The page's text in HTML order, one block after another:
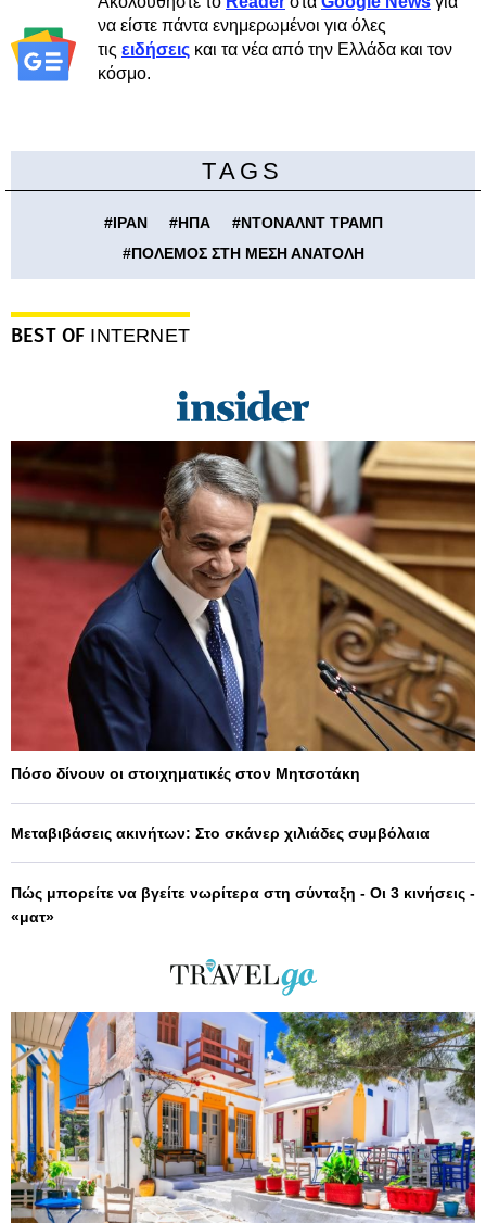
να είστε πάντα ενημερωμένοι για όλες
τις ειδήσεις και τα νέα από την Ελλάδα και τον
κόσμο.
TAGS
#ΙΡΑΝ #ΗΠΑ #ΝΤΟΝΑΛΝΤ ΤΡΑΜΠ
#ΠΟΛΕΜΟΣ ΣΤΗ ΜΕΣΗ ΑΝΑΤΟΛΗ
BEST OF INTERNET
Πόσο δίνουν οι στοιχηματικές στον Μητσοτάκη
Μεταβιβάσεις ακινήτων: Στο σκάνερ χιλιάδες συμβόλαια
Πώς μπορείτε να βγείτε νωρίτερα στη σύνταξη - Οι 3 κινήσεις -
«ματ»